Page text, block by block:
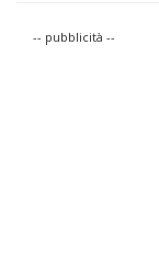
-- pubblicità --